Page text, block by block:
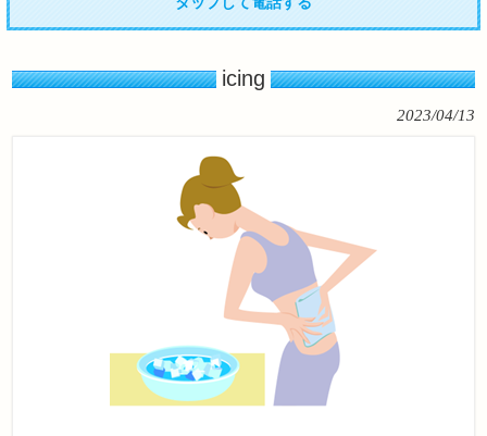
icing
2023/04/13